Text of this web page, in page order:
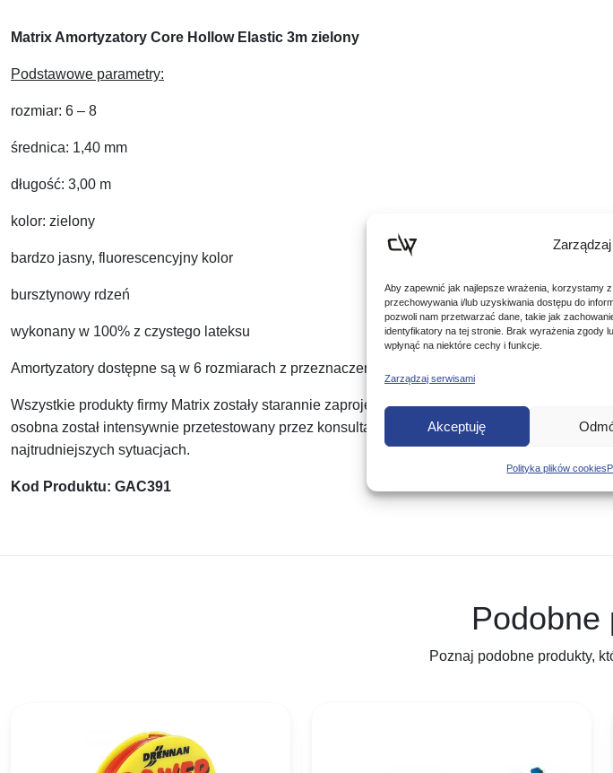
Aby zapewnić jak najlepsze wrażenia, korzystamy
przechowywania i/lub uzyskiwania dostępu do
pozwoli nam przetwarzać dane, takie jak
identyfikatory na tej stronie. Brak wyrażenia zgody
wpłynąć na niektóre cechy i funkcje.
Zarządzaj serwisami
Akceptuję
Polityka plików cookies
Matrix Amortyzatory Core Hollow Elastic 3m zielony
Podstawowe parametry:
rozmiar: 6 – 8
średnica: 1,40 mm
długość: 3,00 m
kolor: zielony
bardzo jasny, fluorescencyjny kolor
bursztynowy rdzeń
wykonany w 100% z czystego lateksu
Amortyzatory dostępne są w 6 rozmiarach z przeznaczeniem do wszelkich technik łowienia z
Wszystkie produkty firmy Matrix zostały starannie zaprojektowane przez zespół projektowy i
osobna został intensywnie przetestowany przez konsultantów z całej Europy. Każdy produkt
najtrudniejszych sytuacjach.
Kod Produktu: GAC391
Podobne
Poznaj podobne produkty,